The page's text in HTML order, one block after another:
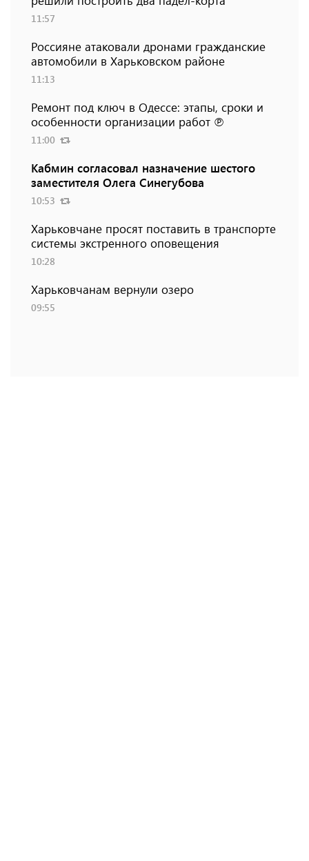
11:57
Россияне атаковали дронами гражданские
автомобили в Харьковском районе
11:13
Ремонт под ключ в Одессе: этапы, сроки и
особенности организации работ ℗
11:00
Кабмин согласовал назначение шестого
заместителя Олега Синегубова
10:53
Харьковчане просят поставить в транспорте
системы экстренного оповещения
10:28
Харьковчанам вернули озеро
09:55